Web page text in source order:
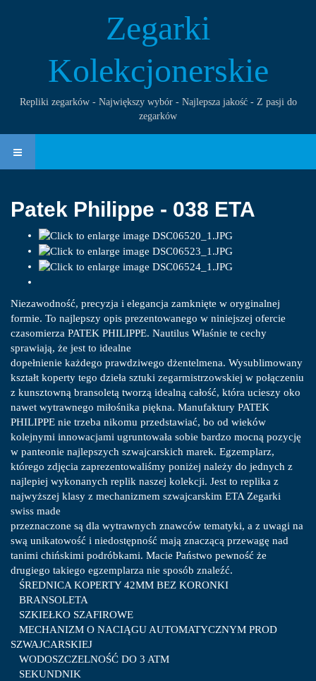
Zegarki
Kolekcjonerskie
Repliki zegarków - Największy wybór - Najlepsza jakość - Z pasji do
zegarków
Patek Philippe - 038 ETA
Niezawodność, precyzja i elegancja zamknięte w oryginalnej
formie. To najlepszy opis prezentowanego w niniejszej ofercie
czasomierza PATEK PHILIPPE. Nautilus Właśnie te cechy
sprawiają, że jest to idealne
dopełnienie każdego prawdziwego dżentelmena. Wysublimowany
kształt koperty tego dzieła sztuki zegarmistrzowskiej w połączeniu
z kunsztowną bransoletą tworzą idealną całość, która ucieszy oko
nawet wytrawnego miłośnika piękna. Manufaktury PATEK
PHILIPPE nie trzeba nikomu przedstawiać, bo od wieków
kolejnymi innowacjami ugruntowała sobie bardzo mocną pozycję
w panteonie najlepszych szwajcarskich marek. Egzemplarz,
którego zdjęcia zaprezentowaliśmy poniżej należy do jednych z
najlepiej wykonanych replik naszej kolekcji. Jest to replika z
najwyższej klasy z mechanizmem szwajcarskim ETA Zegarki
swiss made
przeznaczone są dla wytrawnych znawców tematyki, a z uwagi na
swą unikatowość i niedostępność mają znaczącą przewagę nad
tanimi chińskimi podróbkami. Macie Państwo pewność że
drugiego takiego egzemplarza nie sposób znaleźć.
ŚREDNICA KOPERTY 42MM BEZ KORONKI
BRANSOLETA
SZKIEŁKO SZAFIROWE
MECHANIZM O NACIĄGU AUTOMATYCZNYM PROD
SZWAJCARSKIEJ
WODOSZCZELNOŚĆ DO 3 ATM
SEKUNDNIK